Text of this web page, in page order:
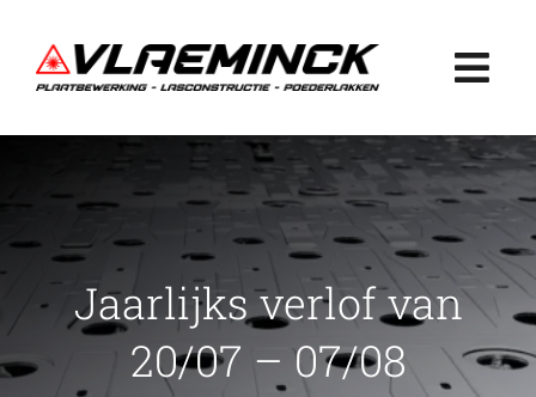
naar
inhoud
Plaatbewerking
Lasconstructie
Jaarlijks verlof van
20/07 – 07/08